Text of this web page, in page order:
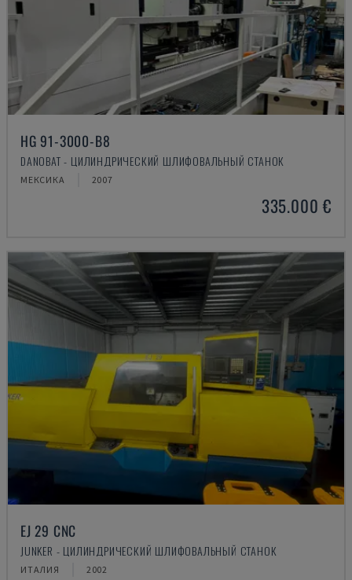
HG 91-3000-B8
DANOBAT - ЦИЛИНДРИЧЕСКИЙ ШЛИФОВАЛЬНЫЙ СТАНОК
МЕКСИКА 2007
335.000 €
EJ 29 CNC
JUNKER - ЦИЛИНДРИЧЕСКИЙ ШЛИФОВАЛЬНЫЙ СТАНОК
ИТАЛИЯ 2002